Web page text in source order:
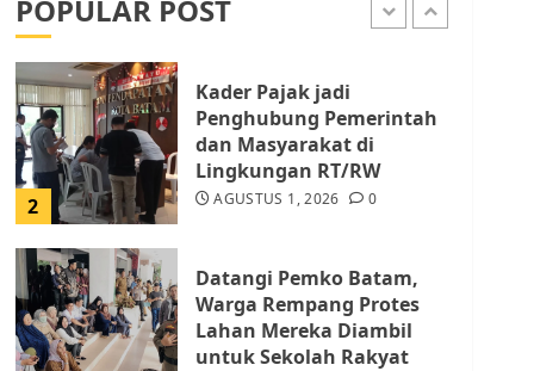
POPULAR POST
1 AGUSTUS 1, 2026
2
Kader Pajak jadi
Penghubung Pemerintah
dan Masyarakat di
Lingkungan RT/RW
AGUSTUS 1, 2026 0
Datangi Pemko Batam,
Warga Rempang Protes
Lahan Mereka Diambil
untuk Sekolah Rakyat